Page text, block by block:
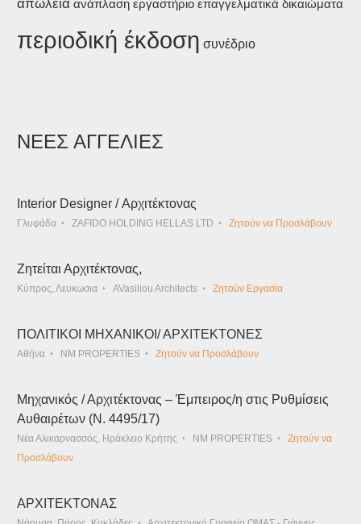
απώλεια ανάπλαση εργαστήριο επαγγελματικά δικαιώματα
περιοδική έκδοση συνέδριο
ΝΕΕΣ ΑΓΓΕΛΙΕΣ
Interior Designer / Αρχιτέκτονας
Γλυφάδα ZAFIDO HOLDING HELLAS LTD Ζητούν να Προσλάβουν
Ζητείται Αρχιτέκτονας,
Κύπρος, Λευκωσια AVasiliou Architects Ζητούν Εργασία
ΠΟΛΙΤΙΚΟΙ ΜΗΧΑΝΙΚΟΙ/ ΑΡΧΙΤΕΚΤΟΝΕΣ
Αθήνα NM PROPERTIES Ζητούν να Προσλάβουν
Μηχανικός / Αρχιτέκτονας – Έμπειρος/η στις Ρυθμίσεις
Αυθαιρέτων (Ν. 4495/17)
Νέα Αλικαρνασσός, Ηράκλειο Κρήτης NM PROPERTIES
Ζητούν να
Προσλάβουν
ΑΡΧΙΤΕΚΤΟΝΑΣ